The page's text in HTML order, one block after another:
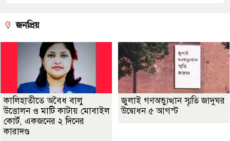
জনপ্রিয়
কালিহাতীতে অবৈধ বালু
উত্তোলন ও মাটি কাটায় মোবাইল
কোর্ট, একজনের ২ দিনের
কারাদণ্ড
জুলাই গণঅভ্যুত্থান স্মৃতি জাদুঘর
উদ্বোধন ৫ আগস্ট